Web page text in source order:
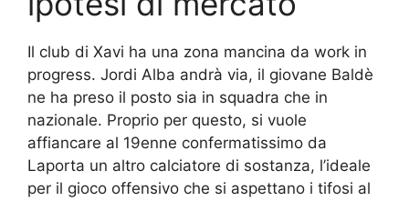
Il club di Xavi ha una zona mancina da work in
progress. Jordi Alba andrà via, il giovane Baldè
ne ha preso il posto sia in squadra che in
nazionale. Proprio per questo, si vuole
affiancare al 19enne confermatissimo da
Laporta un altro calciatore di sostanza, l’ideale
per il gioco offensivo che si aspettano i tifosi al